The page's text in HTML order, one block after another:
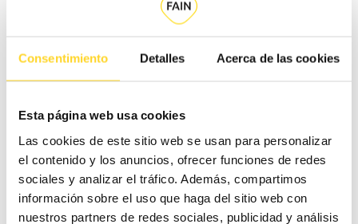
Consentimiento Detalles Acerca de las cookies
Esta página web usa cookies
Las cookies de este sitio web se usan para personalizar
el contenido y los anuncios, ofrecer funciones de redes
sociales y analizar el tráfico. Además, compartimos
información sobre el uso que haga del sitio web con
nuestros partners de redes sociales, publicidad y análisis
Pulsar una vez es suficiente para que acuda el
ascensor